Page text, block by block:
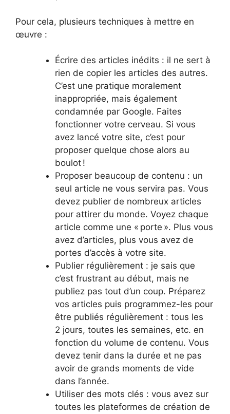
Pour cela, plusieurs techniques à mettre en
œuvre :
Écrire des articles inédits : il ne sert à
rien de copier les articles des autres.
C’est une pratique moralement
inappropriée, mais également
condamnée par Google. Faites
fonctionner votre cerveau. Si vous
avez lancé votre site, c’est pour
proposer quelque chose alors au
boulot !
Proposer beaucoup de contenu : un
seul article ne vous servira pas. Vous
devez publier de nombreux articles
pour attirer du monde. Voyez chaque
article comme une « porte ». Plus vous
avez d’articles, plus vous avez de
portes d’accès à votre site.
Publier régulièrement : je sais que
c’est frustrant au début, mais ne
publiez pas tout d’un coup. Préparez
vos articles puis programmez-les pour
être publiés régulièrement : tous les
2 jours, toutes les semaines, etc. en
fonction du volume de contenu. Vous
devez tenir dans la durée et ne pas
avoir de grands moments de vide
dans l’année.
Utiliser des mots clés : vous avez sur
toutes les plateformes de création de